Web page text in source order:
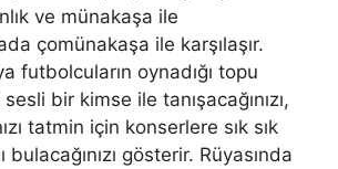
ve münakaşa ile
çomünakaşa ile karşılaşır.
futbolcuların oynadığı topu
bir kimse ile tanışacağınızı,
tatmin için konserlere sık sık
bulacağınızı gösterir. Rüyasında